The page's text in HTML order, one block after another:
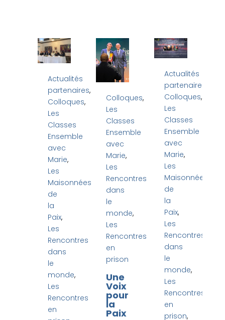
Actualités
partenaires,
Colloques,
Les
Classes
Ensemble
avec
Marie,
Les
Maisonnées
de
la
Paix,
Les
Rencontres
dans
le
monde,
Les
Rencontres
en
Colloques,
Les
Classes
Ensemble
avec
Marie,
Les
Rencontres
dans
le
monde,
Les
Rencontres
en
prison
Une
Voix
pour
la
Paix
Actualités
partenaires
Colloques,
Les
Classes
Ensemble
avec
Marie,
Les
Maisonnées
de
la
Paix,
Les
Rencontres
dans
le
monde,
Les
Rencontres
en
prison,